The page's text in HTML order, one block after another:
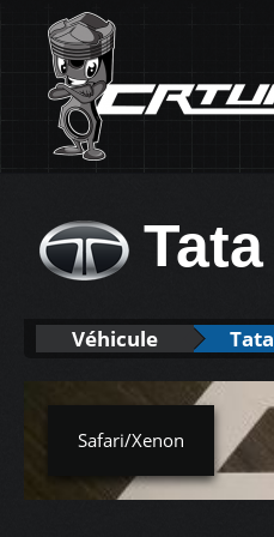
Tata
Véhicule Tata
Safari/Xenon